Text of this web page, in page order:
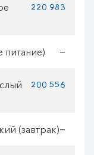
220 983
питание) —
200 556
(завтрак)—